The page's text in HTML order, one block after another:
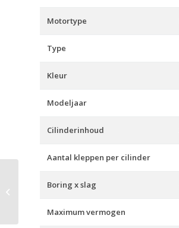
Motortype
Type
Kleur
Modeljaar
Cilinderinhoud
Aantal kleppen per cilinder
Boring x slag
Maximum vermogen
V-strom 650 A Touring